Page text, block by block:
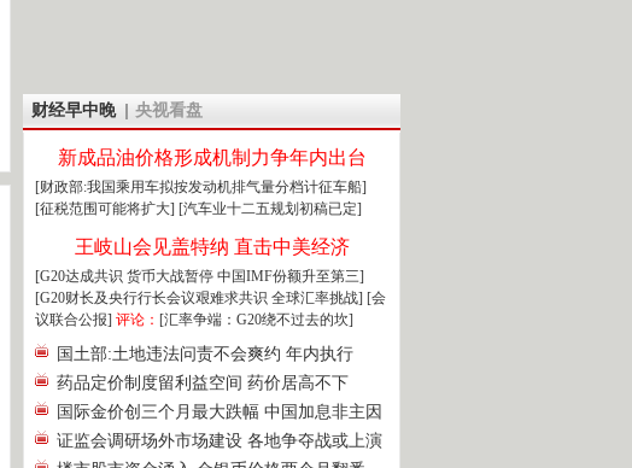
财经早中晚 央视看盘
新成品油价格形成机制力争年内出台
[财政部:我国乘用车拟按发动机排气量分档计征车船]
[征税范围可能将扩大] [汽车业十二五规划初稿已定]
王岐山会见盖特纳 直击中美经济
[G20达成共识 货币大战暂停 中国IMF份额升至第三]
[G20财长及央行行长会议艰难求共识 全球汇率挑战] [会
议联合公报] 评论： [汇率争端：G20绕不过去的坎]
国土部:土地违法问责不会爽约 年内执行
药品定价制度留利益空间 药价居高不下
国际金价创三个月最大跌幅 中国加息非主因
证监会调研场外市场建设 各地争夺战或上演